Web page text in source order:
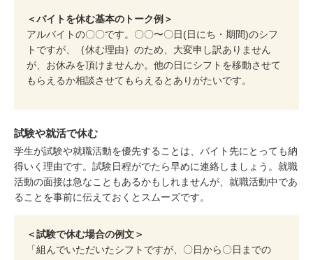
＜バイトを休む基本のトーク例＞
アルバイトの〇〇です。〇〇〜〇日(日にち・期間)のシフ
トですが、｛休む理由｝のため、大変申し訳ありません
が、お休みを頂けませんか。他の日にシフトを移動させて
もらえるか相談させてもらえるとありがたいです。
試験や就活で休む
学生が試験や就職活動を優先することは、バイト先にとっても納
得いく理由です。試験日程がでたら早めに連絡しましょう。就職
活動の面接は急なこともあるかもしれませんが、就職活動中であ
ることを事前に伝えておくとスムーズです。
＜試験で休む場合の例文＞
「組んでいただいたシフトですが、〇日から〇日までの